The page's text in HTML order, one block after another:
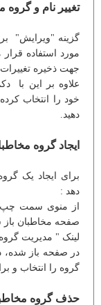
تغییر نام و
گزینه "ویرایش"
مورد استفاده قرار
جهت ذخیره تغییرات
علاوه بر این با
خود را انتخاب
دهید.
ایجاد گروه
برای ایجاد یک
دهد :
از منوی سمت چپ
صفحه مخاطبان باز
لینک " مدیریت
در صفحه باز شده،
گروه را انتخاب و
حذف گروه